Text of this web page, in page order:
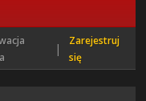
|
Zarejestruj
się